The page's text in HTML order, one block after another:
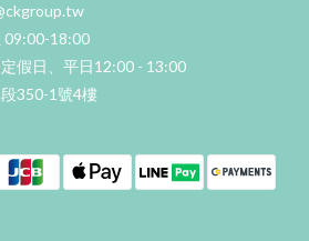
09:00-18:00
假日、平日12:00 - 13:00
350-1號4樓